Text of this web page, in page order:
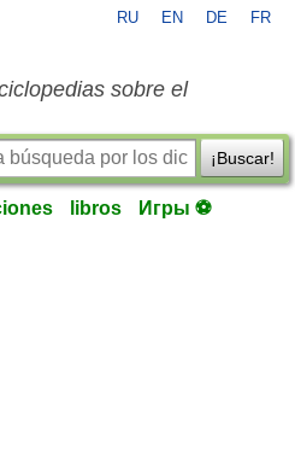
RU EN DE FR
sobre el
¡Buscar!
libros Игры ⚽